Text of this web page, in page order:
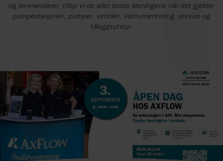
og leverandører, tilbyr vi de aller beste løsningene når det gjelder
pumpestasjoner, pumper, ventiler, instrumentering, service og
tilleggsutstyr.